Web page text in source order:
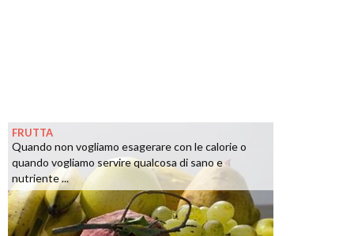
FRUTTA
Quando non vogliamo esagerare con le calorie o
quando vogliamo servire qualcosa di sano e
nutriente ...